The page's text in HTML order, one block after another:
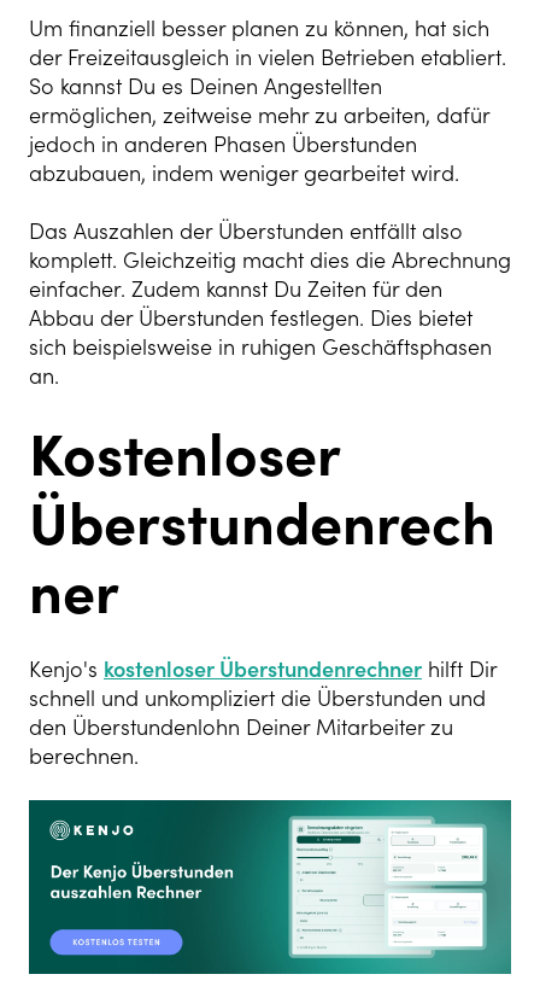
Um finanziell besser planen zu können, hat sich
der Freizeitausgleich in vielen Betrieben etabliert.
So kannst Du es Deinen Angestellten
ermöglichen, zeitweise mehr zu arbeiten, dafür
jedoch in anderen Phasen Überstunden
abzubauen, indem weniger gearbeitet wird.
Das Auszahlen der Überstunden entfällt also
komplett. Gleichzeitig macht dies die Abrechnung
einfacher. Zudem kannst Du Zeiten für den
Abbau der Überstunden festlegen. Dies bietet
sich beispielsweise in ruhigen Geschäftsphasen
an.
Kostenloser
Überstundenrech
ner
Kenjo's kostenloser Überstundenrechner hilft Dir
schnell und unkompliziert die Überstunden und
den Überstundenlohn Deiner Mitarbeiter zu
berechnen.